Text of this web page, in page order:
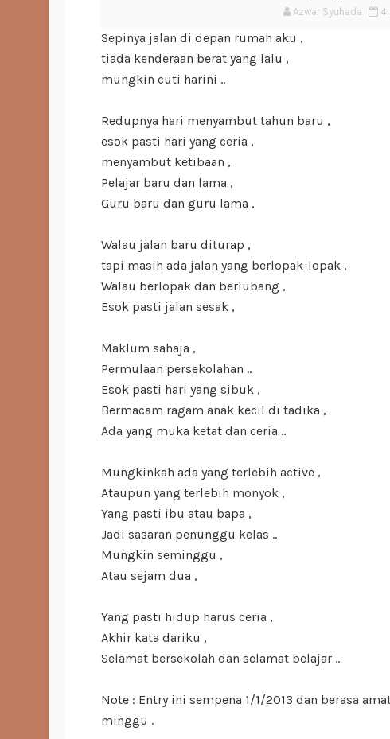
Azwar Syuhada
Sepinya jalan di depan rumah aku ,
tiada kenderaan berat yang lalu ,
mungkin cuti harini ..
Redupnya hari menyambut tahun baru ,
esok pasti hari yang ceria ,
menyambut ketibaan ,
Pelajar baru dan lama ,
Guru baru dan guru lama ,
Walau jalan baru diturap ,
tapi masih ada jalan yang berlopak-lopak ,
Walau berlopak dan berlubang ,
Esok pasti jalan sesak ,
Maklum sahaja ,
Permulaan persekolahan ..
Esok pasti hari yang sibuk ,
Bermacam ragam anak kecil di tadika ,
Ada yang muka ketat dan ceria ..
Mungkinkah ada yang terlebih active ,
Ataupun yang terlebih monyok ,
Yang pasti ibu atau bapa ,
Jadi sasaran penunggu kelas ..
Mungkin seminggu ,
Atau sejam dua ,
Yang pasti hidup harus ceria ,
Akhir kata dariku ,
Selamat bersekolah dan selamat belajar ..
Note : Entry ini sempena 1/1/2013 dan berasa
minggu .